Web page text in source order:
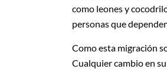
como leones y
personas que
Como esta migración
Cualquier cambio en